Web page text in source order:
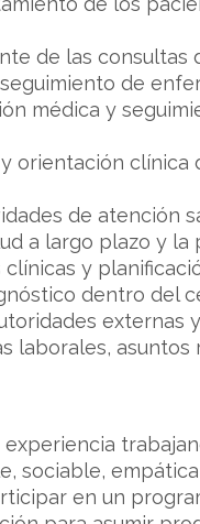
de las
de
médica y
orientación
de atención
a largo plazo y
clínicas y
dentro del
externas
laborales,
sociable,
en un